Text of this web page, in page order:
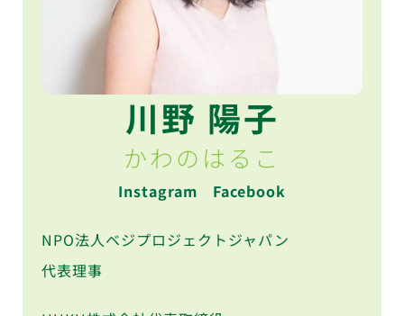
川野 陽子
かわのはるこ
Instagram Facebook
NPO法人ベジプロジェクトジャパン
代表理事